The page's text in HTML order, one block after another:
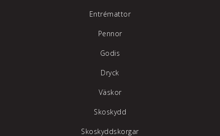
Entrémattor
Pennor
Godis
Dryck
Väskor
Skoskydd
Skoskyddskorgar